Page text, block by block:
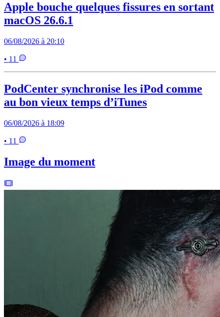
Apple bouche quelques fissures en sortant
macOS 26.6.1
06/08/2026 à 20:10
• 11
PodCenter synchronise les iPod comme
au bon vieux temps d’iTunes
06/08/2026 à 18:09
• 11
Image du moment